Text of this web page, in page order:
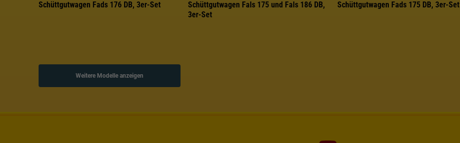
Schüttgutwagen Fads 176 DB, 3er-Set
Schüttgutwagen Fals 175 und Fals 186 DB,
3er-Set
Schüttgutwagen Fads 175 DB, 3er-Set
Weitere Modelle anzeigen